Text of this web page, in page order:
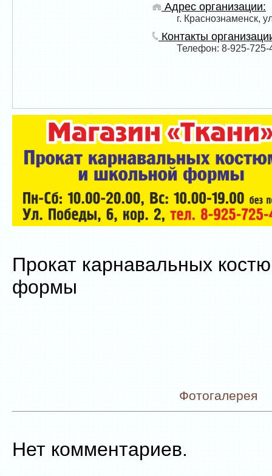
Адрес организации:
г. Краснознаменск,
Контакты
Телефон: 8-925-725-
Прокат карнавальных
формы
Фотогалерея
Нет комментариев.